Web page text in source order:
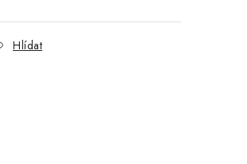
Hlídat